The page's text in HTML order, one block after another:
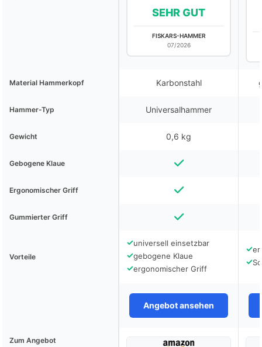
SEHR GUT
FISKARS-HAMMER
07/2026
Material Hammerkopf Karbonstahl
Hammer-Typ Universalhammer
Gewicht 0,6 kg
Gebogene Klaue
Ergonomischer Griff
Gummierter Griff
Vorteile
✓universell einsetzbar
✓gebogene Klaue
✓ergonomischer Griff
✓
✓
Angebot ansehen
Zum Angebot